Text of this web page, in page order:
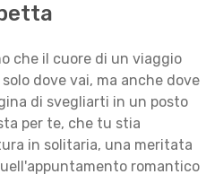
che il cuore di un viaggio
dove vai, ma anche dove
di svegliarti in un posto
per te, che tu stia
in solitaria, una meritata
romantico